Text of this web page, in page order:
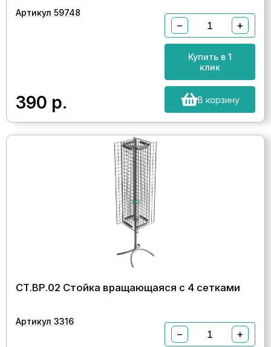
Артикул 59748
390 р.
− +
Купить в 1
клик
В корзину
СТ.ВР.02 Стойка вращающаяся с 4 сетками
Артикул 3316
− +